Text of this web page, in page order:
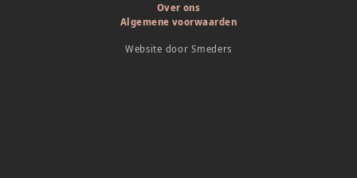
Over ons
Algemene voorwaarden
Website doorSmeders